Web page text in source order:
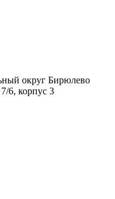
округ Бирюлево
6, корпус 3